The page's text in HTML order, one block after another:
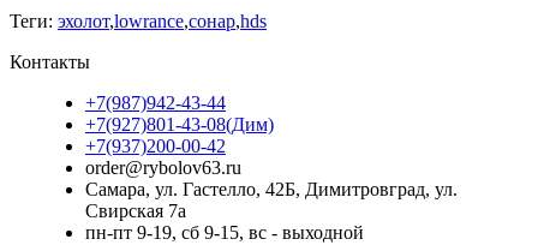
Теги: эхолот,lowrance,сонар,hds
Контакты
+7(987)942-43-44
+7(927)801-43-08(Дим)
+7(937)200-00-42
order@rybolov63.ru
Самара, ул. Гастелло, 42Б, Димитровград, ул.
Свирская 7а
пн-пт 9-19, сб 9-15, вс - выходной